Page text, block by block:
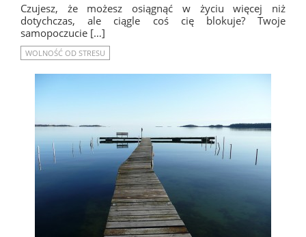
Czujesz, że możesz osiągnąć w życiu więcej niż
dotychczas, ale ciągle coś cię blokuje? Twoje
samopoczucie […]
WOLNOŚĆ OD STRESU